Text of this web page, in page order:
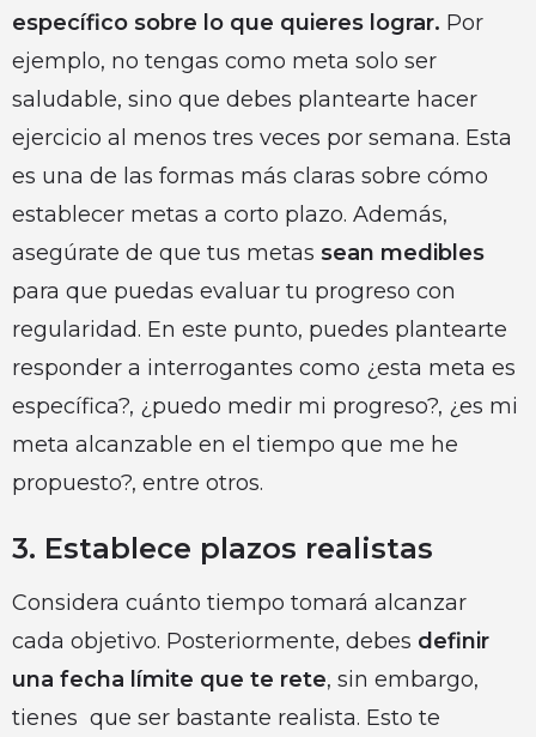
específico sobre lo que quieres lograr. Por
ejemplo, no tengas como meta solo ser
saludable, sino que debes plantearte hacer
ejercicio al menos tres veces por semana. Esta
es una de las formas más claras sobre cómo
establecer metas a corto plazo. Además,
asegúrate de que tus metas sean medibles
para que puedas evaluar tu progreso con
regularidad. En este punto, puedes plantearte
responder a interrogantes como ¿esta meta es
específica?, ¿puedo medir mi progreso?, ¿es mi
meta alcanzable en el tiempo que me he
propuesto?, entre otros.
3. Establece plazos realistas
Considera cuánto tiempo tomará alcanzar
cada objetivo. Posteriormente, debes definir
una fecha límite que te rete, sin embargo,
tienes que ser bastante realista. Esto te